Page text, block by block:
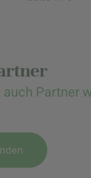
Partner